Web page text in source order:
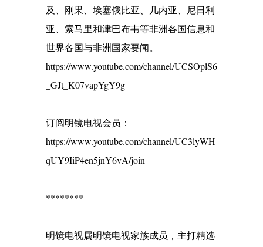
及、刚果、埃塞俄比亚、几内亚、尼日利
亚、索马里和津巴布韦等非洲各国信息和
世界各国与非洲国家要闻。
https://www.youtube.com/channel/UCSOplS6
_GJt_K07vapYgY9g
订阅明镜电视会员：
https://www.youtube.com/channel/UC3lyWH
qUY9IiP4en5jnY6vA/join
********
明镜电视属明镜电视家族成员，主打精选